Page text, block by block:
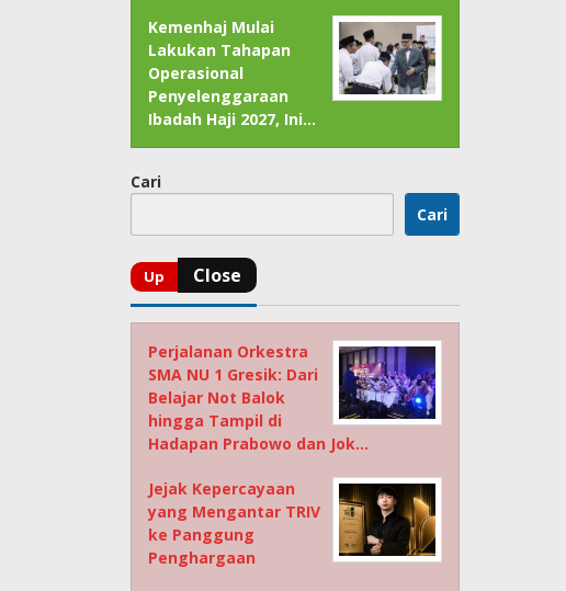
Kemenhaj Mulai
Lakukan Tahapan
Operasional
Penyelenggaraan
Ibadah Haji 2027, Ini…
Cari
Cari
Perjalanan Orkestra
SMA NU 1 Gresik: Dari
Belajar Not Balok
hingga Tampil di
Hadapan Prabowo dan Jok…
Jejak Kepercayaan
yang Mengantar TRIV
ke Panggung
Penghargaan